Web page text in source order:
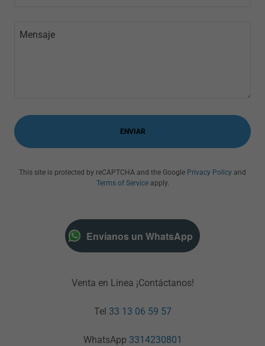
ENVIAR
This site is protected by reCAPTCHA and the Google Privacy Policy and
Terms of Serviceapply.
Envíanos un WhatsApp
Venta en Linea ¡Contáctanos!
Tel 33 13 06 59 57
WhatsApp 3314230801